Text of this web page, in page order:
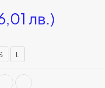
лв.)
L